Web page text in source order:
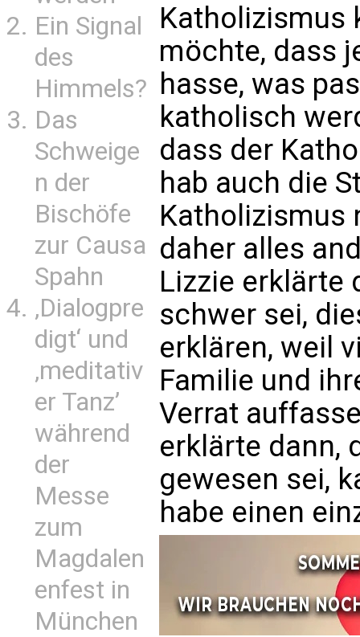
Ein Signal
des
Himmels?
Das
Schweige
n der
Bischöfe
zur Causa
Spahn
‚Dialogpre
digt‘ und
‚meditativ
er Tanz’
während
der
Messe
zum
Magdalen
enfest in
München
Katholizismus
möchte, dass
hasse, was
katholisch
dass der
hab auch die
Katholizismus
daher alles
Lizzie erklärte
schwer sei,
erklären, weil
Familie und
Verrat
erklärte dann,
gewesen sei,
habe einen